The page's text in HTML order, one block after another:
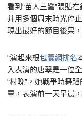
看到“苗人三蠻”張貼
并用多個周末時光停
現出最好的節目後果
“演起來根包養網排名
入表演的唐翠是一位
“村晚”，她戰爭時舞
臺，表演前一天早晨